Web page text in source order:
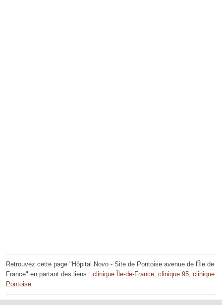
Retrouvez cette page "Hôpital Novo - Site de Pontoise avenue de l'Île de
France" en partant des liens : clinique Île-de-France, clinique 95, clinique
Pontoise.